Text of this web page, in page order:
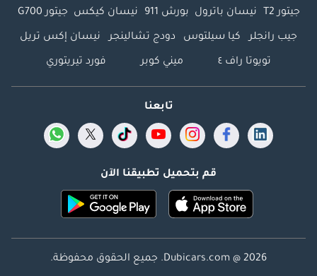
جيتور T2 نيسان باترول بورش 911 نيسان كيكس جيتور G700
جيب رانجلر كيا سيلتوس دودج تشالينجر نيسان إكس تريل
تويوتا راف ٤ ميني كوبر فورد تيريتوري
تابعنا
قم بتحميل تطبيقنا الآن
Dubicars.com @ 2026. جميع الحقوق محفوظة.